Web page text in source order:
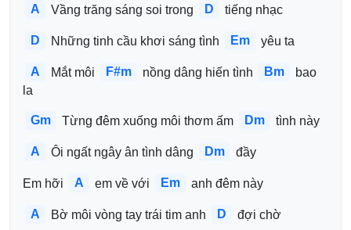
A Vầng trăng sáng soi trong D tiếng nhạc
D Những tinh cầu khơi sáng tình Em yêu ta
A Mắt môi F#m nồng dâng hiến tình Bm
bao
la
Gm Từng đêm xuống môi thơm ấm Dm tình này
A Ôi ngất ngây ân tình dâng Dm đầy
Em hỡi A em về với Em anh đêm này
A Bờ môi vòng tay trái tim anh D đợi chờ